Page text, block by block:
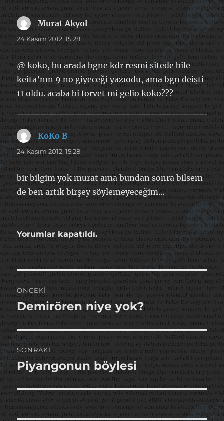
Murat Akyol dedi
ki:
24 Kasım 2012, 15:28
@ koko, bu arada bgne kdr resmi sitede bile
keita’nın 9 no giyeceği yazıodu, ama bgn deişti
11 oldu. acaba bi forvet mi gelio koko???
KoKo Bdedi
ki:
24 Kasım 2012, 15:28
bir bilgim yok murat ama bundan sonra bilsem
de ben artık birşey söylemeyeceğim…
Yorumlar kapatıldı.
Yazı
gezinmesi
ÖNCEKI
Önceki
yazı:
Demirören niye yok?
SONRAKI
Sonraki
yazı:
Piyangonun böylesi